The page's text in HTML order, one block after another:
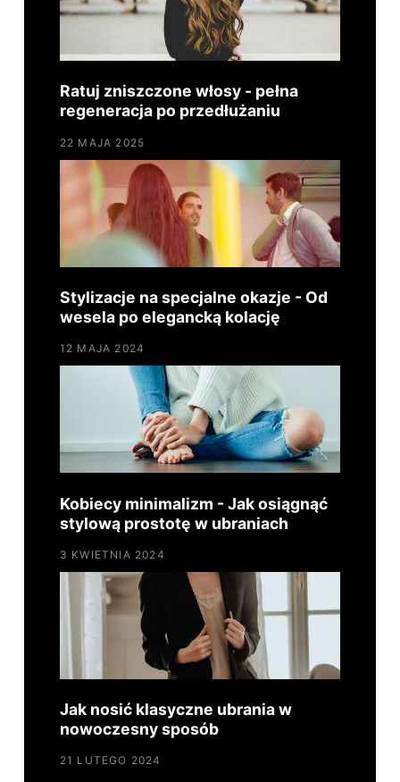
Ratuj zniszczone włosy - pełna
regeneracja po przedłużaniu
22 MAJA 2025
Stylizacje na specjalne okazje - Od
wesela po elegancką kolację
12 MAJA 2024
Kobiecy minimalizm - Jak osiągnąć
stylową prostotę w ubraniach
3 KWIETNIA 2024
Jak nosić klasyczne ubrania w
nowoczesny sposób
21 LUTEGO 2024